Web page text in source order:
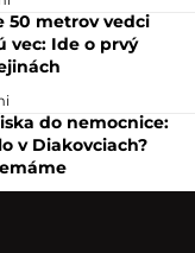
50 metrov vedci
vec: Ide o prvý
do nemocnice:
v Diakovciach?